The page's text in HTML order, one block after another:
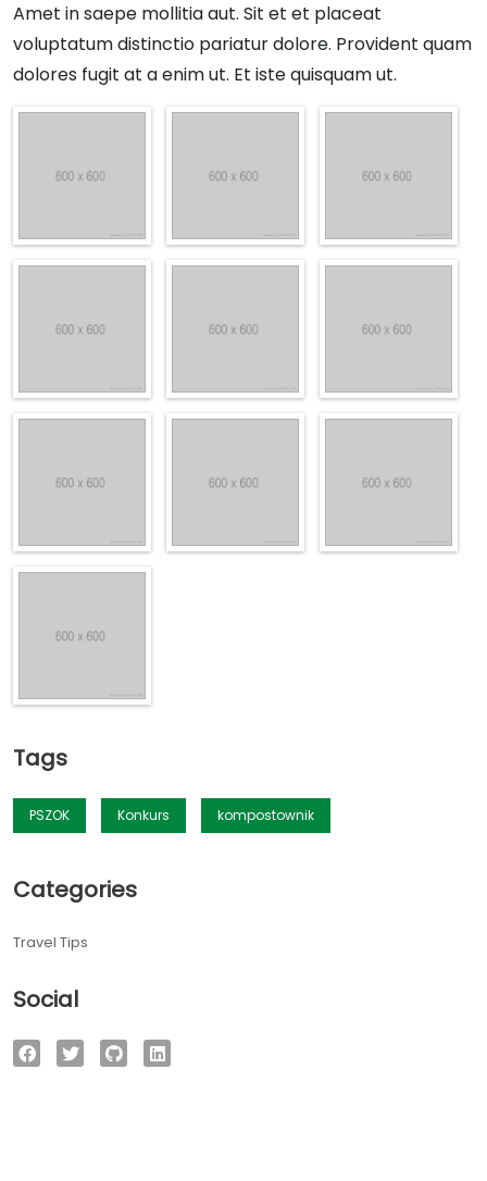
Amet in saepe mollitia aut. Sit et et placeat
voluptatum distinctio pariatur dolore. Provident quam
dolores fugit at a enim ut. Et iste quisquam ut.
Tags
PSZOK Konkurs kompostownik
Categories
Travel Tips
Social